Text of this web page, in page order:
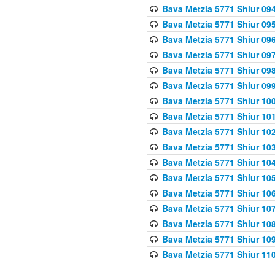
Bava Metzia 5771 Shiur
Bava Metzia 5771 Shiur
Bava Metzia 5771 Shiur
Bava Metzia 5771 Shiur
Bava Metzia 5771 Shiur
Bava Metzia 5771 Shiur
Bava Metzia 5771 Shiur
Bava Metzia 5771 Shiur
Bava Metzia 5771 Shiur
Bava Metzia 5771 Shiur
Bava Metzia 5771 Shiur
Bava Metzia 5771 Shiur
Bava Metzia 5771 Shiur
Bava Metzia 5771 Shiur
Bava Metzia 5771 Shiur
Bava Metzia 5771 Shiur
Bava Metzia 5771 Shiur